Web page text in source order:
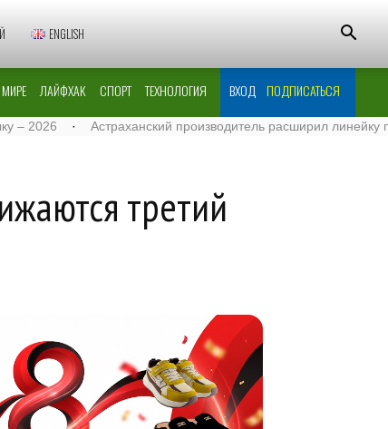
ENGLISH
ЛАЙФХАК СПОРТ ТЕХНОЛОГИЯ ВХОД ПОДПИСАТЬСЯ
· Астраханский производитель расширил линейку
третий